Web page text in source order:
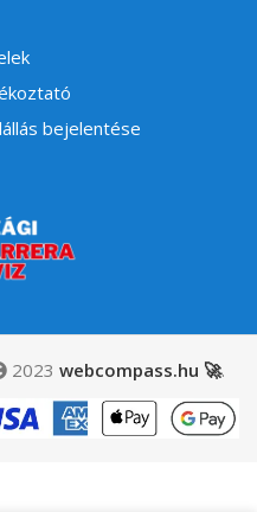
bejelentése
2023 webcompass.hu 🚀.